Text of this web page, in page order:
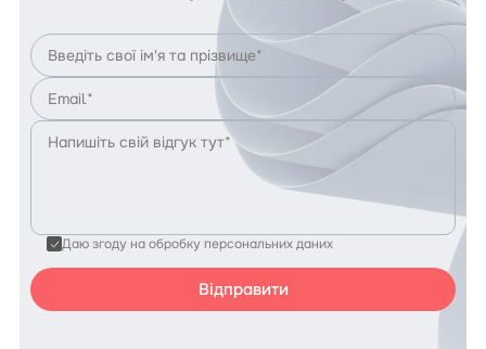
Даю згоду на обробку персональних даних